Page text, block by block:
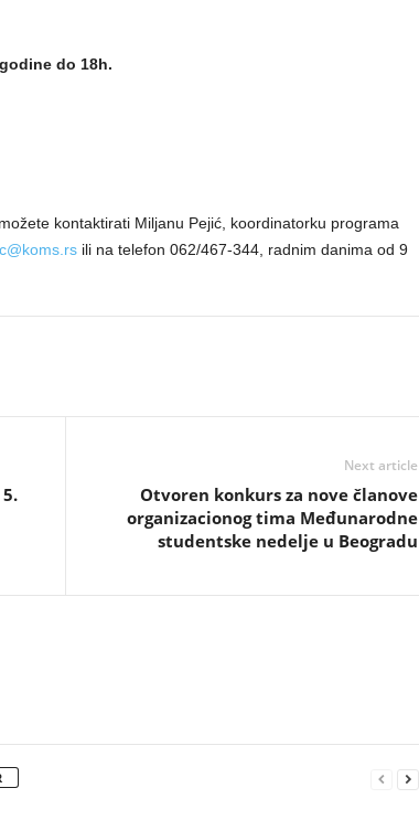
do 18h.
kontaktirati Miljanu Pejić, koordinatorku programa
ili na telefon 062/467-344, radnim danima od 9
Next article
Otvoren konkurs za nove članove
organizacionog tima Međunarodne
studentske nedelje u Beogradu